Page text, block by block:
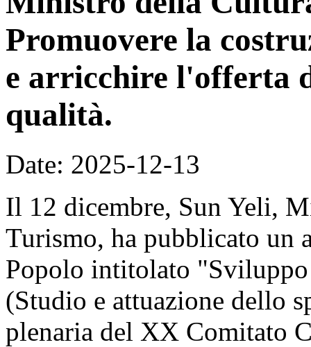
Promuovere la
e arricchire l'offerta
qualità.
Date: 2025-12-13
Il 12 dicembre, Sun Yeli,
Turismo, ha pubblicato un
Popolo intitolato
(Studio e attuazione dello
plenaria del XX Comitato